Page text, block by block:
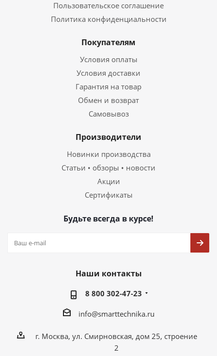
Пользовательское соглашение
Политика конфиденциальности
Покупателям
Условия оплаты
Условия доставки
Гарантия на товар
Обмен и возврат
Самовывоз
Производители
Новинки производства
Статьи • обзоры • новости
Акции
Сертификаты
Будьте всегда в курсе!
Наши контакты
8 800 302-47-23
info@smarttechnika.ru
г. Москва, ул. Смирновская, дом 25, строение
2